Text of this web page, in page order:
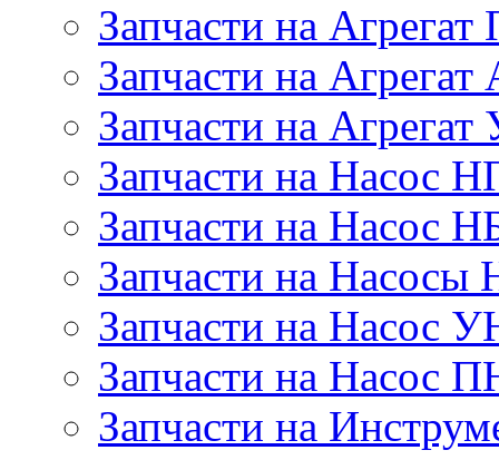
Запчасти на
Запчасти на
Запчасти на
Запчасти на Насос
Запчасти на Насос
Запчасти на
Запчасти на Насос
Запчасти на Насос
Запчасти на